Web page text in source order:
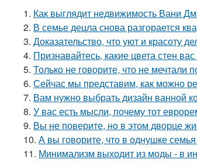
1. Как выглядит недвижимость Вани
2. В семье децла снова разгорается
3. Доказательство, что уют и красоту
4. Признавайтесь, какие цвета стен
5. Только не говорите, что не мечтали
6. Сейчас мы представим, как можно
7. Вам нужно выбрать дизайн ванной
8. У вас есть мысли, почему тот
9. Вы не поверите, но в этом дворце
10. А вы говорите, что в однушке
11. Минимализм выходит из моды - в